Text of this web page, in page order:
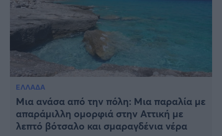
ΕΛΛΑΔΑ
Μια ανάσα από την πόλη: Mια παραλία με
απαράμιλλη ομορφιά στην Αττική με
λεπτό βότσαλο και σμαραγδένια νέρα